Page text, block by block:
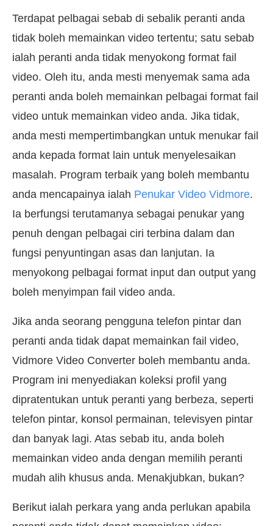
Terdapat pelbagai sebab di sebalik peranti anda
tidak boleh memainkan video tertentu; satu sebab
ialah peranti anda tidak menyokong format fail
video. Oleh itu, anda mesti menyemak sama ada
peranti anda boleh memainkan pelbagai format fail
video untuk memainkan video anda. Jika tidak,
anda mesti mempertimbangkan untuk menukar fail
anda kepada format lain untuk menyelesaikan
masalah. Program terbaik yang boleh membantu
anda mencapainya ialah Penukar Video Vidmore.
Ia berfungsi terutamanya sebagai penukar yang
penuh dengan pelbagai ciri terbina dalam dan
fungsi penyuntingan asas dan lanjutan. Ia
menyokong pelbagai format input dan output yang
boleh menyimpan fail video anda.
Jika anda seorang pengguna telefon pintar dan
peranti anda tidak dapat memainkan fail video,
Vidmore Video Converter boleh membantu anda.
Program ini menyediakan koleksi profil yang
dipratentukan untuk peranti yang berbeza, seperti
telefon pintar, konsol permainan, televisyen pintar
dan banyak lagi. Atas sebab itu, anda boleh
memainkan video anda dengan memilih peranti
mudah alih khusus anda. Menakjubkan, bukan?
Berikut ialah perkara yang anda perlukan apabila